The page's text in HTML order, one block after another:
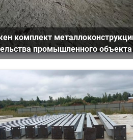
промышленного объекта